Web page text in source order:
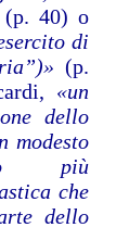
(p. 40) o
di
(p.
«un
dello
modesto
più
che
dello